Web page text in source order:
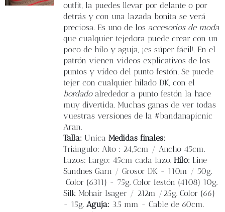
Contacto
Newsletter
Carrito
Mi cuenta
outfit, la puedes llevar por delante o por
detrás y con una lazada bonita se verá
preciosa. Es uno de los accesorios de moda
que cualquier tejedora puede crear con un
poco de hilo y aguja, ¡es súper fácil!. En el
patrón vienen videos explicativos de los
puntos y vídeo del punto festón. Se puede
tejer con cualquier hilado DK, con el
bordadoalrededor a punto festón la hace
muy divertida. Muchas ganas de ver todas
vuestras versiones de la #bandanapicnic
Aran.
Talla: Unica Medidas finales:
Triángulo: Alto : 24,5cm / Ancho 45cm.
Lazos: Largo: 45cm cada lazo. Hilo: Line
Sandnes Garn / Grosor DK - 110m / 50g.
Color (6311) - 75g. Color festón (4108) 10g.
Silk Mohair Isager / 212m /25g. Color (66)
- 15g. Aguja: 3.5 mm - Cable de 60cm.